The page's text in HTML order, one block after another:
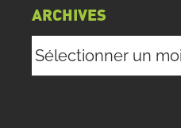
ARCHIVES